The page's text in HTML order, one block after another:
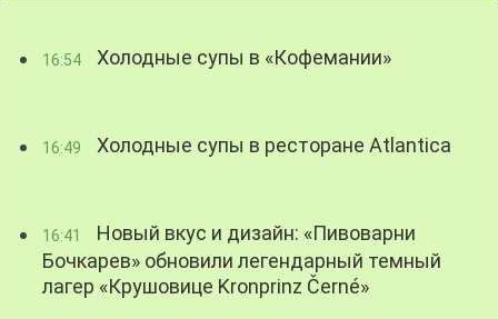
16:54 Холодные супы в «Кофемании»
16:49 Холодные супы в ресторане Atlantica
16:41
Новый вкус и дизайн: «Пивоварни
Бочкарев» обновили легендарный темный
лагер «Крушовице Kronprinz Černé»